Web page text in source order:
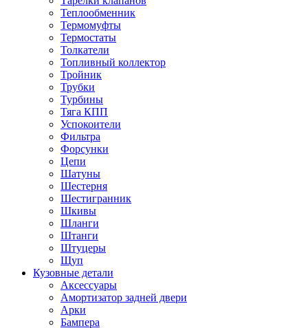
Теплообменник
Термомуфты
Термостаты
Толкатели
Топливный коллектор
Тройник
Трубки
Турбины
Тяга КПП
Успокоители
Фильтра
Форсунки
Цепи
Шатуны
Шестерня
Шестигранник
Шкивы
Шланги
Штанги
Штуцеры
Щуп
Кузовные детали
Аксессуары
Амортизатор задней двери
Арки
Бампера